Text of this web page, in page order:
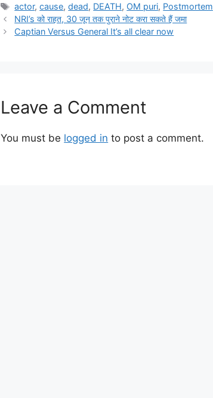
Tags
actor,cause,dead, DEATH, OM puri, Postmortem
NRI’s को राहत, 30 जून तक पुराने नोट करा सकते हैं जमा
Captian Versus General It’s all clear now
Leave a Comment
You must be logged in to post a comment.